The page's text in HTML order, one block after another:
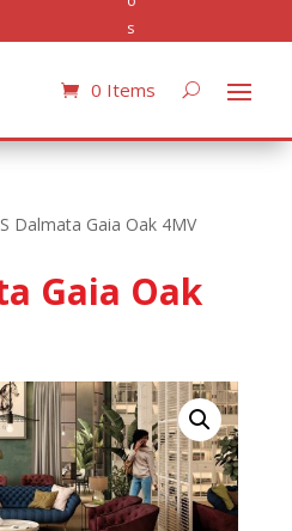
s
0 Items
Dalmata Gaia Oak 4MV
Gaia Oak